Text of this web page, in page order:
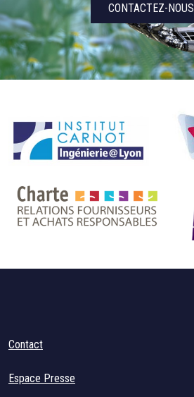
CONTACTEZ-NOUS
Contact
Espace Presse